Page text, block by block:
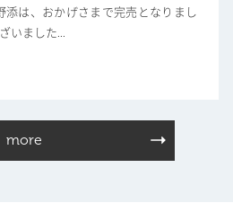
添は、おかげさまで完売となりまし
いました...
more